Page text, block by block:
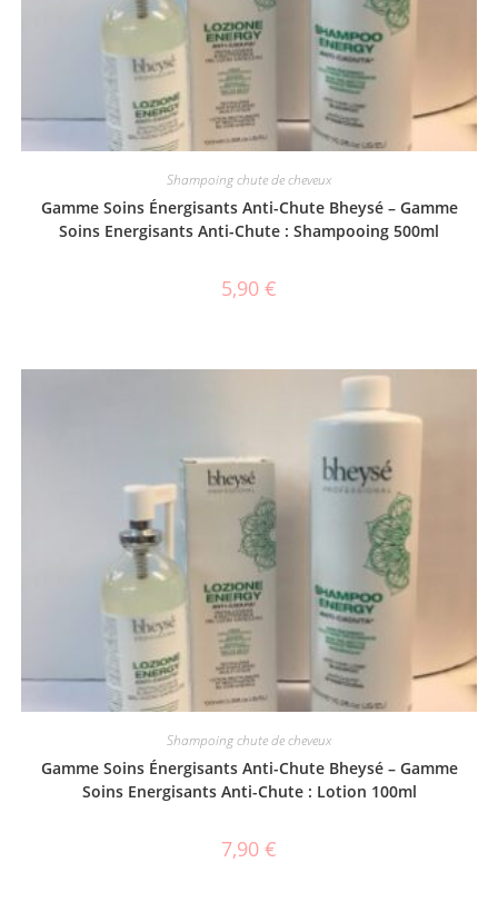
Shampoing chute de cheveux
Gamme Soins Énergisants Anti-Chute Bheysé – Gamme
Soins Energisants Anti-Chute : Shampooing 500ml
5,90 €
Shampoing chute de cheveux
Gamme Soins Énergisants Anti-Chute Bheysé – Gamme
Soins Energisants Anti-Chute : Lotion 100ml
7,90 €